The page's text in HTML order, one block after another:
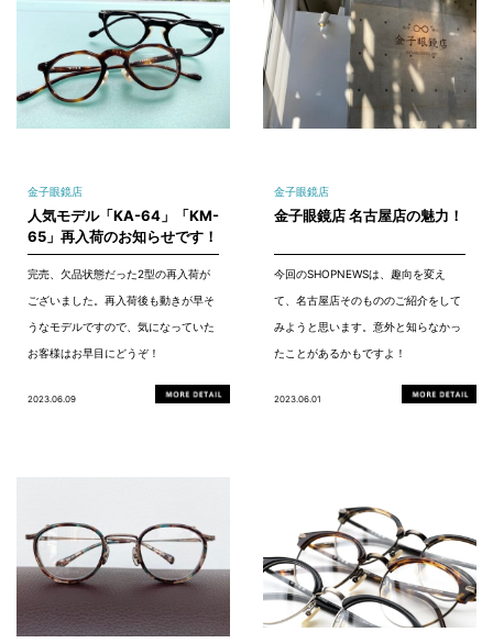
金子眼鏡店
人気モデル「KA-64」「KM-
65」再入荷のお知らせです！
完売、欠品状態だった2型の再入荷が
ございました。再入荷後も動きが早そ
うなモデルですので、気になっていた
お客様はお早目にどうぞ！
2023.06.09
金子眼鏡店
金子眼鏡店 名古屋店の魅力！
今回のSHOPNEWSは、趣向を変え
て、名古屋店そのもののご紹介をして
みようと思います。意外と知らなかっ
たことがあるかもですよ！
2023.06.01